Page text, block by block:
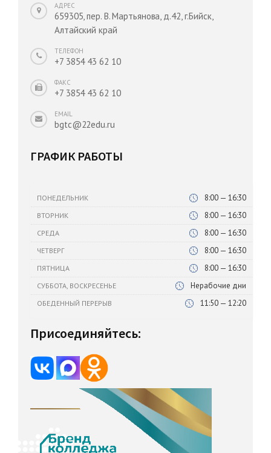
АДРЕС
659305, пер. В. Мартьянова, д.42, г.Бийск,
Алтайский край
ТЕЛЕФОН
+7 3854 43 62 10
ФАКС
+7 3854 43 62 10
EMAIL
bgtc@22edu.ru
ГРАФИК РАБОТЫ
ПОНЕДЕЛЬНИК 8:00 — 16:30
ВТОРНИК 8:00 — 16:30
СРЕДА 8:00 — 16:30
ЧЕТВЕРГ 8:00 — 16:30
ПЯТНИЦА 8:00 — 16:30
СУББОТА, ВОСКРЕСЕНЬЕ Нерабочие дни
ОБЕДЕННЫЙ ПЕРЕРЫВ 11:50 — 12:20
Присоединяйтесь: